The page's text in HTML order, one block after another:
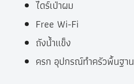
ไดร์เป่าผม
Free Wi-Fi
ถังน้ำแข็ง
ครก อุปกรณ์ทำครัวพื้นฐาน